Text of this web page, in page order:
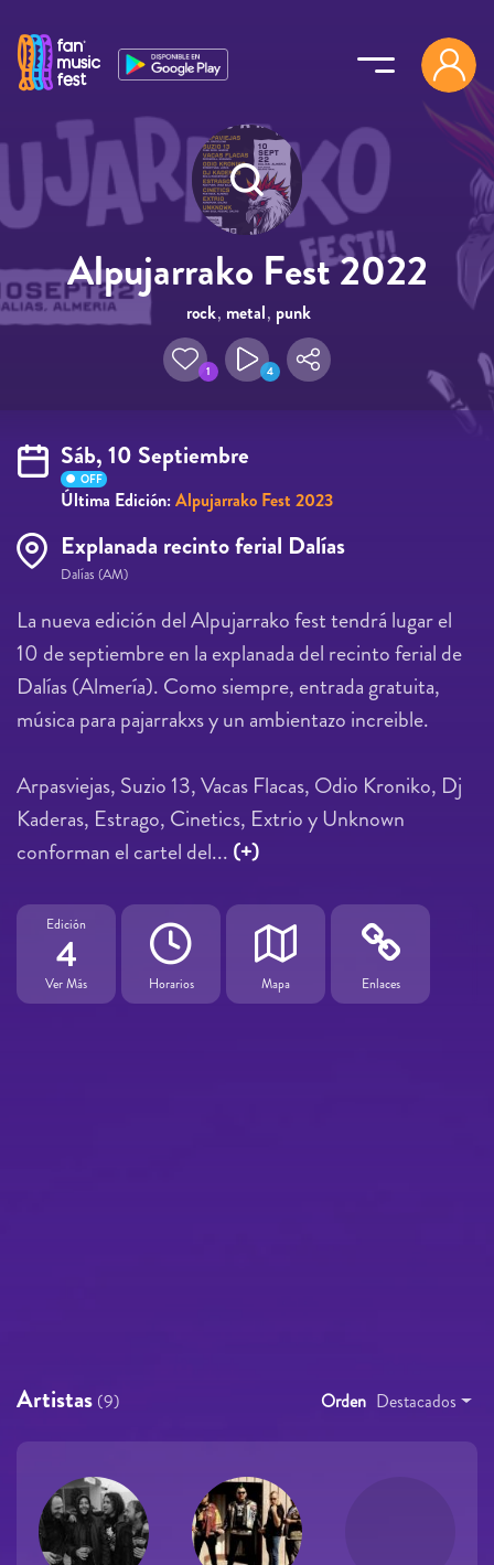
Alpujarrako Fest 2022
rock, metal, punk
1 4
Sáb, 10 Septiembre
OFF
Última Edición:Alpujarrako Fest 2023
Explanada recinto ferial Dalías
Dalías (AM)
La nueva edición del Alpujarrako fest tendrá lugar el
10 de septiembre en la explanada del recinto ferial de
Dalías (Almería). Como siempre, entrada gratuita,
música para pajarrakxs y un ambientazo increible.
Arpasviejas, Suzio 13, Vacas Flacas, Odio Kroniko, Dj
Kaderas, Estrago, Cinetics, Extrio y Unknown
conforman el cartel del... (+)
Edición
4
Ver Más Horarios Mapa Enlaces
Artistas (9) Orden Destacados